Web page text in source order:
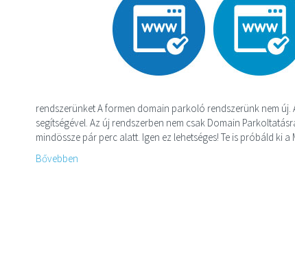
rendszerünket A formen domain parkoló rendszerünk nem
segítségével. Az új rendszerben nem csak Domain
mindössze pár perc alatt. Igen ez lehetséges! Te is próbáld ki
Bővebben